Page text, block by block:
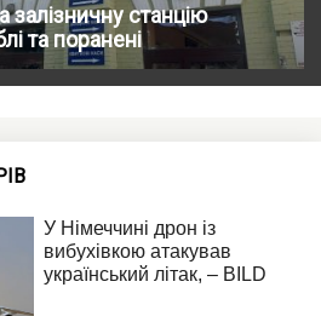
залізничну станцію
та поранені